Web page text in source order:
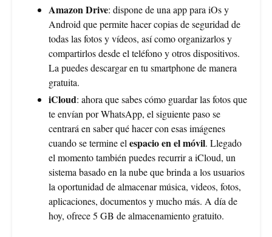
Amazon Drive: dispone de una app para iOs y
Android que permite hacer copias de seguridad de
todas las fotos y vídeos, así como organizarlos y
compartirlos desde el teléfono y otros dispositivos.
La puedes descargar en tu smartphone de manera
gratuita.
iCloud: ahora que sabes cómo guardar las fotos que
te envían por WhatsApp, el siguiente paso se
centrará en saber qué hacer con esas imágenes
cuando se termine elespacio en el móvil. Llegado
el momento también puedes recurrir a iCloud, un
sistema basado en la nube que brinda a los usuarios
la oportunidad de almacenar música, videos, fotos,
aplicaciones, documentos y mucho más. A día de
hoy, ofrece 5 GB de almacenamiento gratuito.